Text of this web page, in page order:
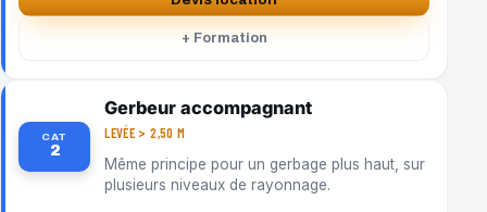
+ Formation
CAT
2
Gerbeur accompagnant
LEVÉE > 2,50 M
Même principe pour un gerbage plus haut, sur
plusieurs niveaux de rayonnage.